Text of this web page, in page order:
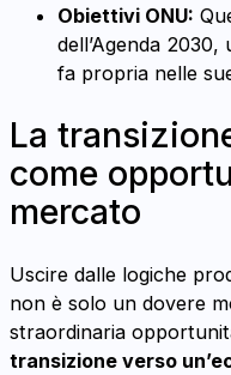
Obiettivi ONU:
dell’Agenda 2030,
fa propria nelle
La
come
mercato
Uscire dalle logiche
non è solo un dovere
straordinaria
transizione verso